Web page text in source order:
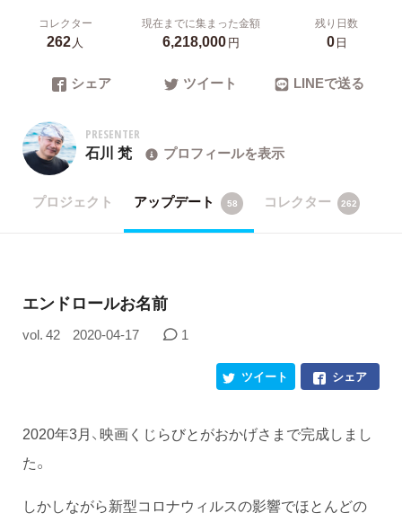
コレクター
262人
現在までに集まった金額
6,218,000円
残り日数
0日
シェア ツイート LINEで送る
PRESENTER
石川 梵 プロフィールを表示
プロジェクト アップデート 58 コレクター 262
エンドロールお名前
vol. 42 2020-04-17 1
シェア
ツイート
2020年3月、映画くじらびとがおかげさまで完成しまし
た。
しかしながら新型コロナウィルスの影響でほとんどの